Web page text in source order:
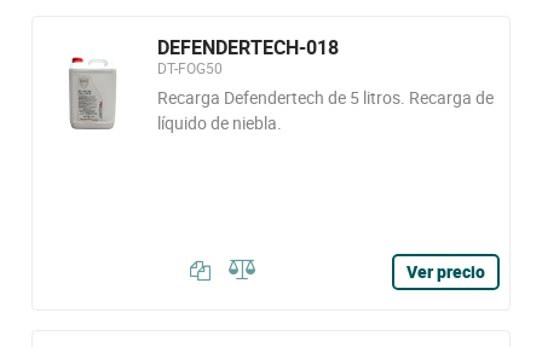
DEFENDERTECH-018
DT-FOG50
Recarga Defendertech de 5 litros. Recarga de
líquido de niebla.
Ver precio